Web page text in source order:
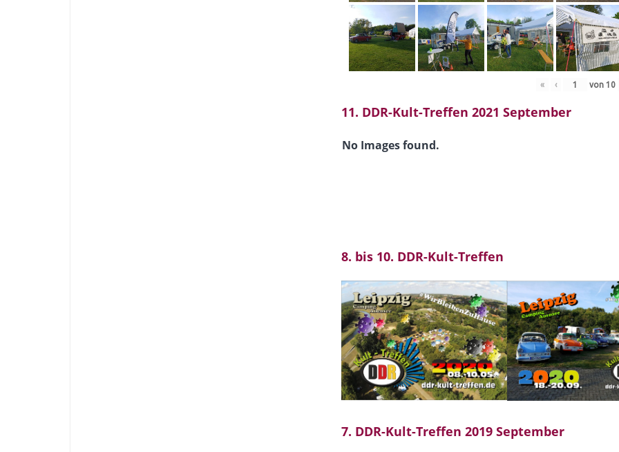
« ‹ von10
11. DDR-Kult-Treffen 2021 September
No Images found.
8. bis 10. DDR-Kult-Treffen
7. DDR-Kult-Treffen 2019 September